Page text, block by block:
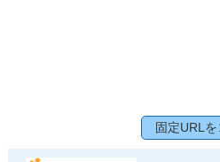
固定URL